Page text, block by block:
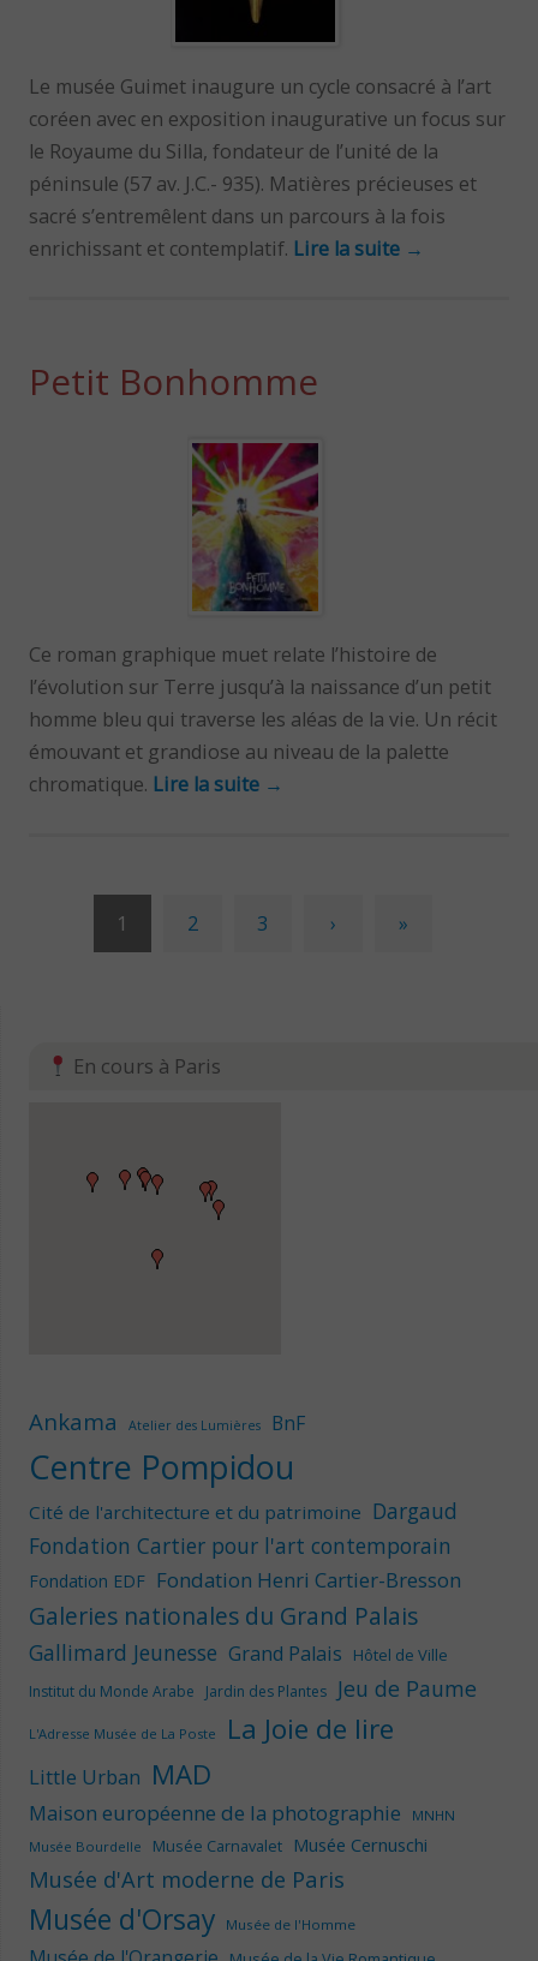
Le musée Guimet inaugure un cycle consacré à l’art
coréen avec en exposition inaugurative un focus sur
le Royaume du Silla, fondateur de l’unité de la
péninsule (57 av. J.C.- 935). Matières précieuses et
sacré s’entremêlent dans un parcours à la fois
enrichissant et contemplatif. Lire la suite →
Petit Bonhomme
Ce roman graphique muet relate l’histoire de
l’évolution sur Terre jusqu’à la naissance d’un petit
homme bleu qui traverse les aléas de la vie. Un récit
émouvant et grandiose au niveau de la palette
chromatique. Lire la suite →
1 2 3 › »
En cours à Paris
Ankama Atelier des Lumières BnF
Centre Pompidou
Cité de l'architecture et du patrimoine Dargaud
Fondation Cartier pour l'art contemporain
Fondation EDF Fondation Henri Cartier-Bresson
Galeries nationales du Grand Palais
Gallimard Jeunesse Grand Palais Hôtel de Ville
Institut du Monde Arabe Jardin des Plantes Jeu de Paume
L'Adresse Musée de La Poste La Joie de lire
Little Urban MAD
Maison européenne de la photographie
MNHN
Musée Bourdelle
Musée Carnavalet Musée Cernuschi
Musée d'Art moderne de Paris
Musée d'Orsay Musée de l'Homme